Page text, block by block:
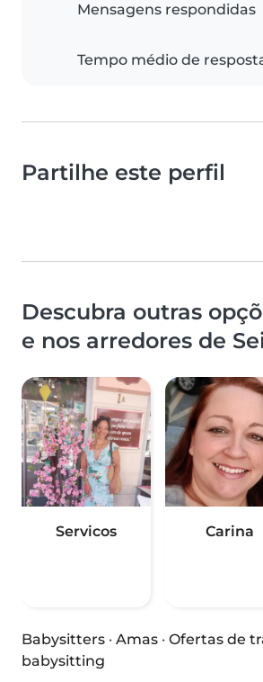
Mensagens respondidas
Tempo médio de
Partilhe este perfil
Descubra outras
e nos arredores de
Servicos Carina
Babysitters · Amas · Ofertas de
babysitting